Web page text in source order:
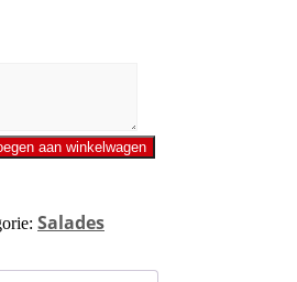
aan winkelwagen
Salades